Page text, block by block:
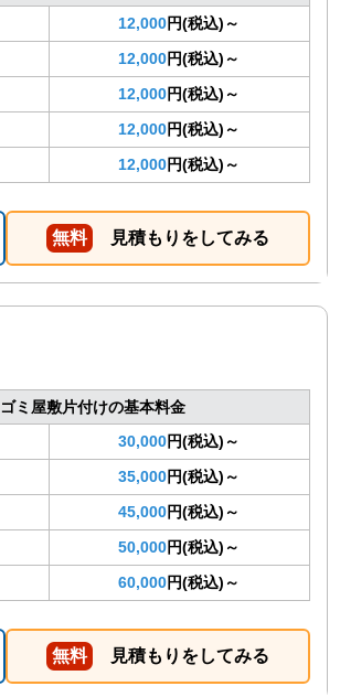
12,000円(税込)～
12,000円(税込)～
12,000円(税込)～
12,000円(税込)～
12,000円(税込)～
無料 見積もりをしてみる
ゴミ屋敷片付けの基本料金
30,000円(税込)～
35,000円(税込)～
45,000円(税込)～
50,000円(税込)～
60,000円(税込)～
無料 見積もりをしてみる